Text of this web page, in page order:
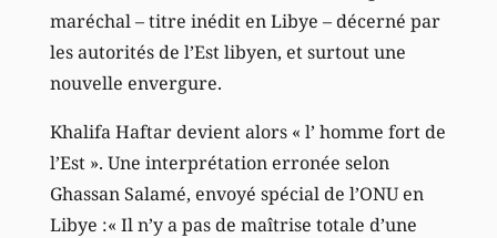
maréchal – titre inédit en Libye – décerné par
les autorités de l’Est libyen, et surtout une
nouvelle envergure.
Khalifa Haftar devient alors « l’ homme fort de
l’Est ». Une interprétation erronée selon
Ghassan Salamé, envoyé spécial de l’ONU en
Libye :« Il n’y a pas de maîtrise totale d’une